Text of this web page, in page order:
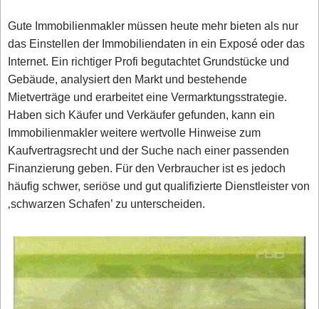
Gute Immobilienmakler müssen heute mehr bieten als nur
das Einstellen der Immobiliendaten in ein Exposé oder das
Internet. Ein richtiger Profi begutachtet Grundstücke und
Gebäude, analysiert den Markt und bestehende
Mietverträge und erarbeitet eine Vermarktungsstrategie.
Haben sich Käufer und Verkäufer gefunden, kann ein
Immobilienmakler weitere wertvolle Hinweise zum
Kaufvertragsrecht und der Suche nach einer passenden
Finanzierung geben. Für den Verbraucher ist es jedoch
häufig schwer, seriöse und gut qualifizierte Dienstleister von
‚schwarzen Schafen’ zu unterscheiden.